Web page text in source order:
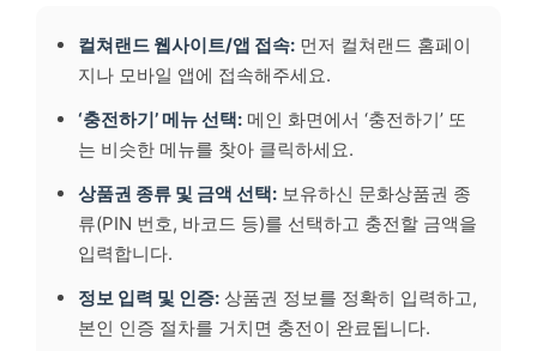
컬쳐랜드 웹사이트/앱 접속: 먼저 컬쳐랜드 홈페이
지나 모바일 앱에 접속해주세요.
‘충전하기’ 메뉴 선택: 메인 화면에서 ‘충전하기’ 또
는 비슷한 메뉴를 찾아 클릭하세요.
상품권 종류 및 금액 선택: 보유하신 문화상품권 종
류(PIN 번호, 바코드 등)를 선택하고 충전할 금액을
입력합니다.
정보 입력 및 인증: 상품권 정보를 정확히 입력하고,
본인 인증 절차를 거치면 충전이 완료됩니다.